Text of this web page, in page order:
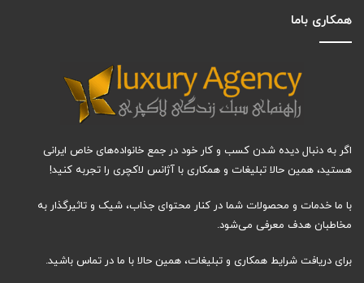
همکاری باما
اگر به دنبال دیده شدن کسب و کار خود در جمع خانواده‌های خاص ایرانی
هستید، همین حالا تبلیغات و همکاری با آژانس لاکچری را تجربه کنید!
با ما خدمات و محصولات شما در کنار محتوای جذاب، شیک و تاثیرگذار به
مخاطبان هدف معرفی می‌شود.
برای دریافت شرایط همکاری و تبلیغات، همین حالا با ما در تماس باشید.